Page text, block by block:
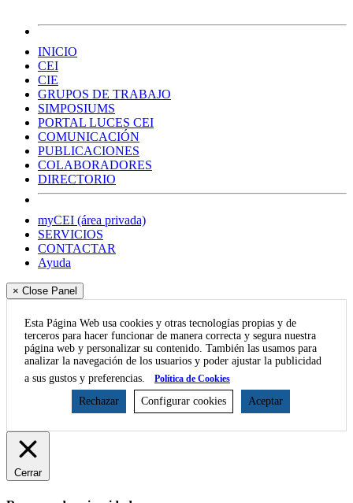
INICIO
CEI
CIE
GRUPOS DE TRABAJO
SIMPOSIUMS
PORTAL LUCES CEI
COMUNICACIÓN
PUBLICACIONES
COLABORADORES
DIRECTORIO
myCEI (área privada)
SERVICIOS
CONTACTAR
Ayuda
× Close Panel
Esta Página Web usa cookies y otras tecnologías propias y de
terceros para hacer funcionar de manera correcta y segura nuestra
página web y personalizar su contenido. También las usamos para
analizar la navegación de los usuarios y poder ajustar la publicidad
a sus gustos y preferencias.
Política de Cookies
Rechazar Configurar cookies Aceptar
Cerrar